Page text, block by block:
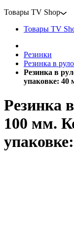
Товары TV Shop
Товары TV
Резинки
Резинка в
Резинка в
упаковке: 40
Резинка
100 мм.